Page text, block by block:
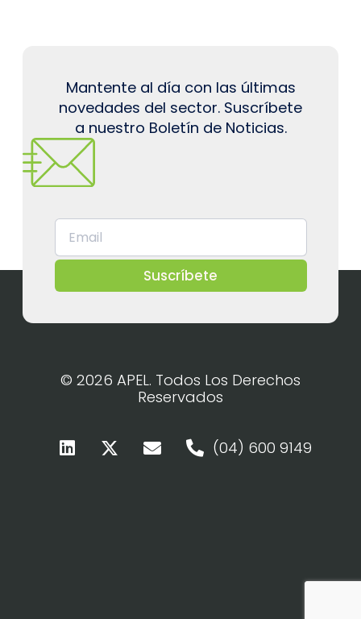
Mantente al día con las últimas
novedades del sector. Suscríbete
a nuestro Boletín de Noticias.
Suscríbete
© 2026 APEL. Todos Los Derechos
Reservados
(04) 600 9149